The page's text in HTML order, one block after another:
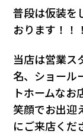
普段は仮装を
おります！！！
当店は営業ス
名、ショール
トホームな
笑顔でお出迎
にご来店くだ